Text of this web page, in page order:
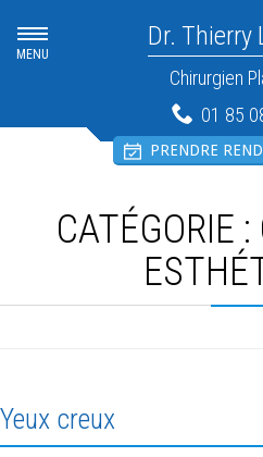
Dr. Thierry
Chirurgien
01 85
PRENDRE
MENU
CATÉGORIE :
Yeux creux